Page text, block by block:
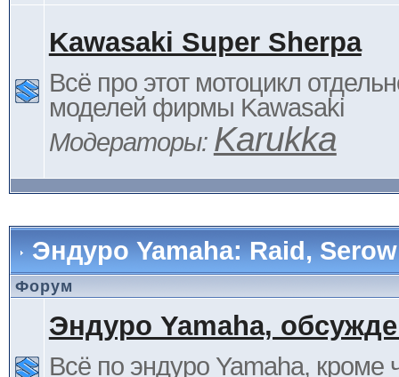
Kawasaki Super Sherpa
Всё про этот мотоцикл
моделей фирмы Kawasaki
Модераторы: Karukka
Эндуро Yamaha: Raid,
Форум
Эндуро Yamaha,
Всё по эндуро Yamaha, кроме